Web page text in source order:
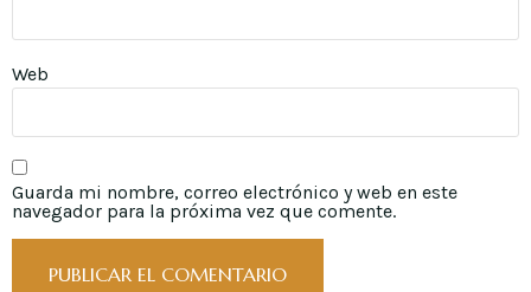
Web
Guarda mi nombre, correo electrónico y web en este
navegador para la próxima vez que comente.